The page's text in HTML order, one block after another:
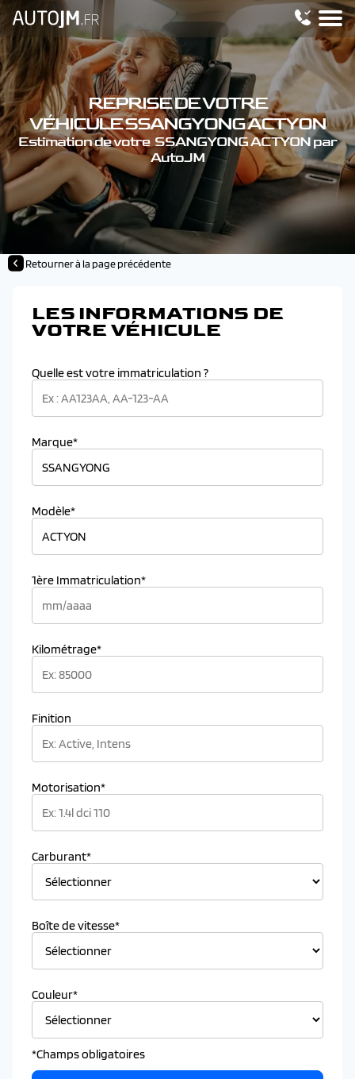
REPRISE DE VOTRE
VÉHICULE SSANGYONG ACTYON
Estimation de votre SSANGYONG ACTYON par
AutoJM
Retourner à la page précédente
LES INFORMATIONS DE
VOTRE VÉHICULE
Quelle est votre immatriculation ?
Marque*
Modèle*
1ère Immatriculation*
Kilométrage*
Finition
Motorisation*
Carburant*
Boîte de vitesse*
Couleur*
*Champs obligatoires